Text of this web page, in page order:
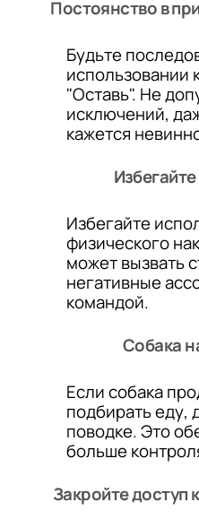
Постоянство в
Будьте
использовании
"Оставь". Не
исключений,
кажется
Избегайте
физического
может вызвать
негативные
командой.
Собака
Если собака
подбирать еду,
поводке. Это
больше
Закройте доступ